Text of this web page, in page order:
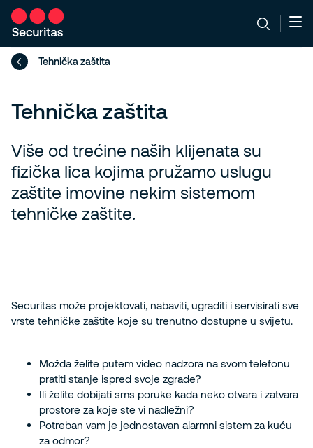
Tehnička zaštita
Tehnička zaštita
Više od trećine naših klijenata su
fizička lica kojima pružamo uslugu
zaštite imovine nekim sistemom
tehničke zaštite.
Securitas može projektovati, nabaviti, ugraditi i servisirati sve
vrste tehničke zaštite koje su trenutno dostupne u svijetu.
Možda želite putem video nadzora na svom telefonu
pratiti stanje ispred svoje zgrade?
Ili želite dobijati sms poruke kada neko otvara i zatvara
prostore za koje ste vi nadležni?
Potreban vam je jednostavan alarmni sistem za kuću
za odmor?